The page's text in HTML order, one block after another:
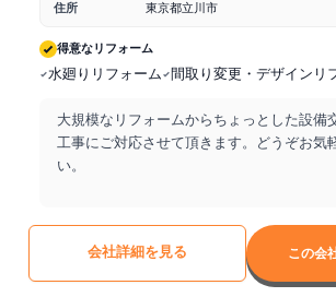
住所
東京都立川市
得意なリフォーム
水廻りリフォーム 間取り変更・デザインリ
大規模なリフォームからちょっとした設備
工事にご対応させて頂きます。どうぞお気
い。
会社詳細を見る この会